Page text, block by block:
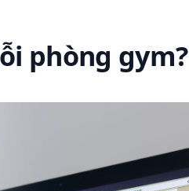
phòng gym?